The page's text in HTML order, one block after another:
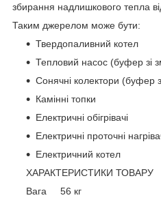
збирання надлишкового тепла
Таким джерелом може бути:
Твердопаливний котел
Тепловий насос (буфер зі
Сонячні колектори (буфер
Камінні топки
Електричні обігрівачі
Електричні проточні
Електричний котел
ХАРАКТЕРИСТИКИ ТОВАРУ
Вага 56 кг